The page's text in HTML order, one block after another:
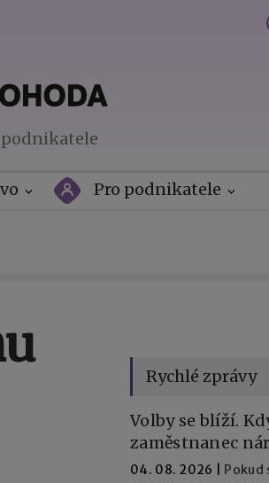
Pro podnikatele
Rychlé zprávy
Volby se blíží.
zaměstnanec
04. 08. 2026
Pokud